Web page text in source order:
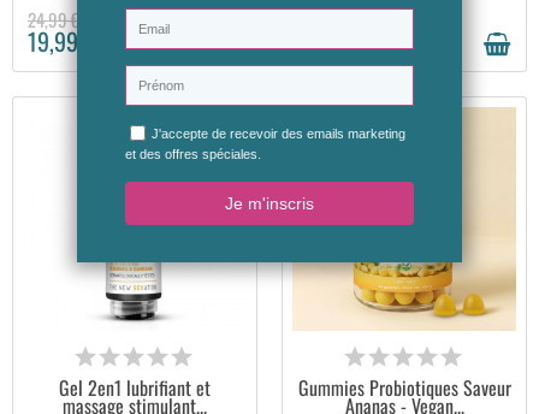
24,99 €
19,99 € 30,00 €
EN STOCK
Gel 2en1 lubrifiant et
massage stimulant...
EN STOCK
Gummies Probiotiques Saveur
Ananas - Vegan...